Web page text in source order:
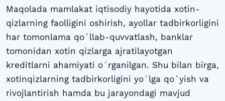
Maqolada mamlakat iqtisodiy hayotida xotin-
qizlarning faolligini oshirish, ayollar tadbirkorligini
har tomonlama qoʻllab-quvvatlash, banklar
tomonidan xotin qizlarga ajratilayotgan
kreditlarni ahamiyati oʻrganilgan. Shu bilan birga,
xotinqizlarning tadbirkorligini yoʻlga qoʻyish va
rivojlantirish hamda bu jarayondagi mavjud